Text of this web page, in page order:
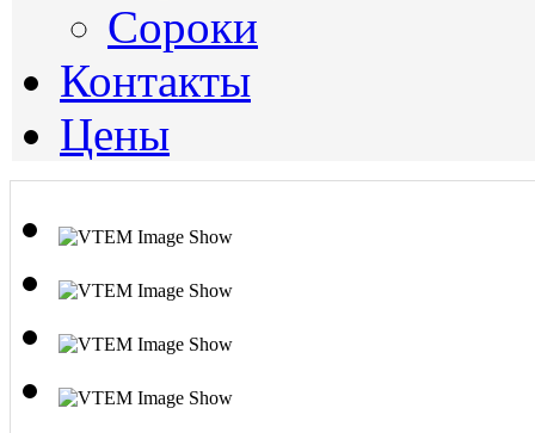
Сороки
Контакты
Цены